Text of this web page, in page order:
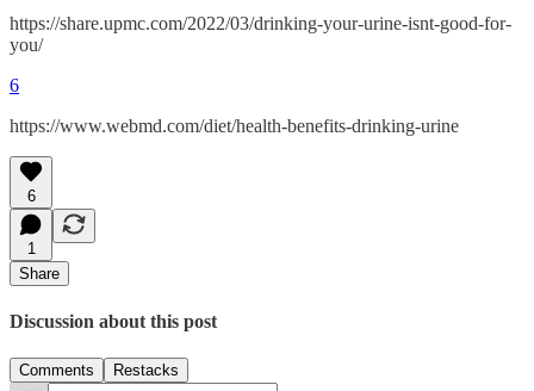
https://share.upmc.com/2022/03/drinking-your-urine-isnt-good-for-
you/
6
https://www.webmd.com/diet/health-benefits-drinking-urine
6
1
Share
Discussion about this post
Comments Restacks